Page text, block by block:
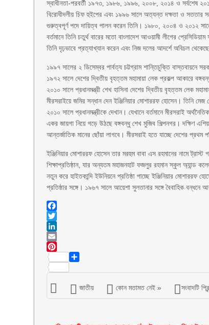
স্বাধীনতা-পরবর্তী ১৯৭৩, ১৯৮৬, ১৯৯৬, ২০০৮, ২০১৪ ও সর্বশেষ ২০১৮
বিরোধীদলীয় চিফ হুইপের এবং ১৯৯৬ সালে অত্যন্ত দক্ষতা ও সততার
গুরুত্বপূর্ণ পদে দায়িত্ব পালন করেন তিনি। ১৯৮০, ২০০৪ ও ২০১২ সালে
বর্তমানে তিনি চতুর্থ বারের মতো বাংলাদেশ আওয়ামী লীগের
তিনি দৃঢ়ভাবে প্রত্যাখ্যান করেন এবং নিজ দলের আদর্শে অবিচল
১৯৯৭ সালের ২ ডিসেম্বর পার্বত্য চট্টগ্রাম শান্তিচুক্তি বাস্তবায়নে
১৯৭২ সালে দেশের দ্বিতীয় বৃহত্তম মহামায়া লেক প্রকল্প আকারে
২০১০ সালে প্রধানমন্ত্রী শেখ হাসিনা দেশের দ্বিতীয় বৃহত্তম লেক
মীরসরাইয়ে জমির সন্ধান দেন ইঞ্জিনিয়ার মোশাররফ হোসেন। তিনি
২০১০ সালে প্রধানমন্ত্রীকে দেখান। যেখানে বর্তমানে মীরসরাই
একর জায়গা নিয়ে গড়ে উঠছে বঙ্গবন্ধু শেখ মুজিব শিল্পনগর। দক্ষিণ
আন্তর্জাতিক মানের ছোঁয়া লাগবে। মীরসরাই হতে যাচ্ছে দেশের প্রথম
ইঞ্জিনিয়ার মোশাররফ হোসেন তার মরহুম বাবা এস রহমানের নামে
শিক্ষাপ্রতিষ্ঠান, যার অন্যতম মহাজনহাট ফজলুর রহমান স্কুল অ্যান্ড
নতুন করে হাইতকান্দি ইউনিয়নে প্রতিষ্ঠা পাচ্ছে ইঞ্জিনিয়ার
প্রতিষ্ঠার সঙ্গে। ১৯৬৭ সালে আয়েশা সুলতানার সঙ্গে বৈবাহিক
Facebook
Twitter
LinkedIn
Email
Pinterest
জাতীয় কোন মতামত নেই » সংবাদটি